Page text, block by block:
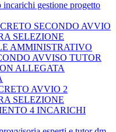
incarichi gestione progetto
SECONDO AVVIO
SELEZIONE
AMMINISTRATIVO
AVVISO TUTOR
ALLEGATA
AVVIO 2
SELEZIONE
4 INCARICHI